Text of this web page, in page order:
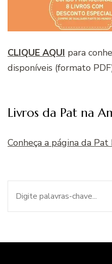
CLIQUE AQUI para
disponíveis (formato
Livros da Pat na
Conheça a página da